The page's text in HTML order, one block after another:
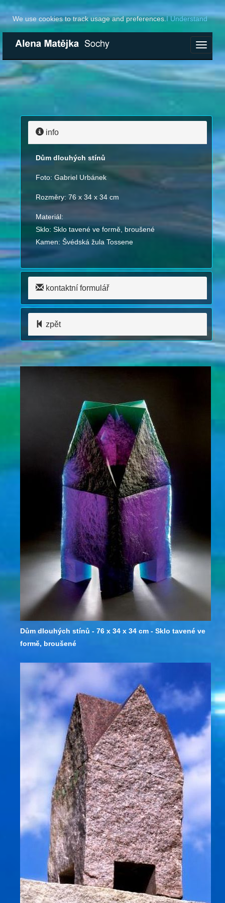
We use cookies to track usage and preferences.I Understand
Toggle
info
Dům dlouhých stínů
Foto: Gabriel Urbánek
Rozměry: 76 x 34 x 34 cm
Materiál:
Sklo: Sklo tavené ve formě, broušené
Kamen: Švédská žula Tossene
kontaktní formulář
zpět
Dům dlouhých stínů - 76 x 34 x 34 cm - Sklo tavené ve
formě, broušené